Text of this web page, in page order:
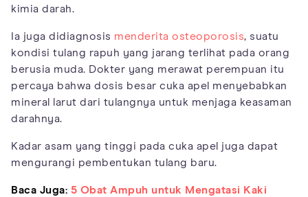
kimia darah.
Ia juga didiagnosis menderita osteoporosis, suatu
kondisi tulang rapuh yang jarang terlihat pada orang
berusia muda. Dokter yang merawat perempuan itu
percaya bahwa dosis besar cuka apel menyebabkan
mineral larut dari tulangnya untuk menjaga keasaman
darahnya.
Kadar asam yang tinggi pada cuka apel juga dapat
mengurangi pembentukan tulang baru.
Baca Juga: 5 Obat Ampuh untuk Mengatasi Kaki